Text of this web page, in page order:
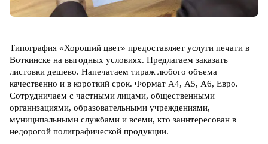
Типография «Хороший цвет» предоставляет услуги печати в
Воткинске на выгодных условиях. Предлагаем заказать
листовки дешево. Напечатаем тираж любого объема
качественно и в короткий срок. Формат А4, А5, А6, Евро.
Сотрудничаем с частными лицами, общественными
организациями, образовательными учреждениями,
муниципальными службами и всеми, кто заинтересован в
недорогой полиграфической продукции.